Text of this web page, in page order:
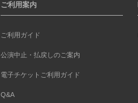
ご利用案内
ご利用ガイド
公演中止・払戻しのご案内
電子チケットご利用ガイド
Q&A